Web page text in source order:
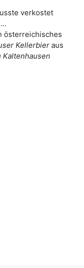
verkostet
österreichisches
Kellerbier aus
Kaltenhausen